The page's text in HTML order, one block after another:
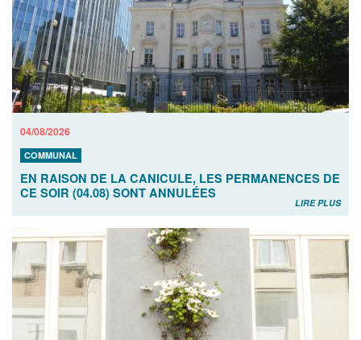
04/08/2026
COMMUNAL
EN RAISON DE LA CANICULE, LES PERMANENCES DE
CE SOIR (04.08) SONT ANNULÉES
LIRE PLUS